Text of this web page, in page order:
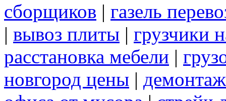
сборщиков | газель
| вывоз плиты | грузчики
расстановка мебели |
новгород цены | демонтаж